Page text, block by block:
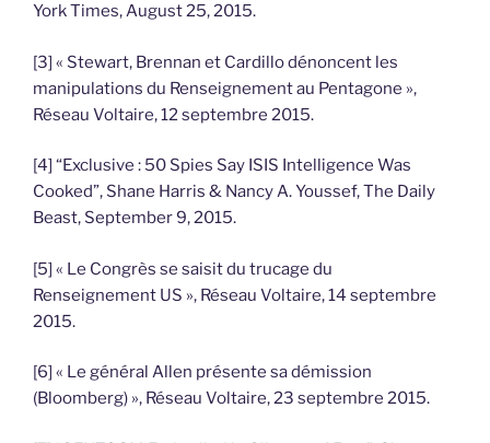
York Times, August 25, 2015.
[3] « Stewart, Brennan et Cardillo dénoncent les
manipulations du Renseignement au Pentagone »,
Réseau Voltaire, 12 septembre 2015.
[4] “Exclusive : 50 Spies Say ISIS Intelligence Was
Cooked”, Shane Harris & Nancy A. Youssef, The Daily
Beast, September 9, 2015.
[5] « Le Congrès se saisit du trucage du
Renseignement US », Réseau Voltaire, 14 septembre
2015.
[6] « Le général Allen présente sa démission
(Bloomberg) », Réseau Voltaire, 23 septembre 2015.